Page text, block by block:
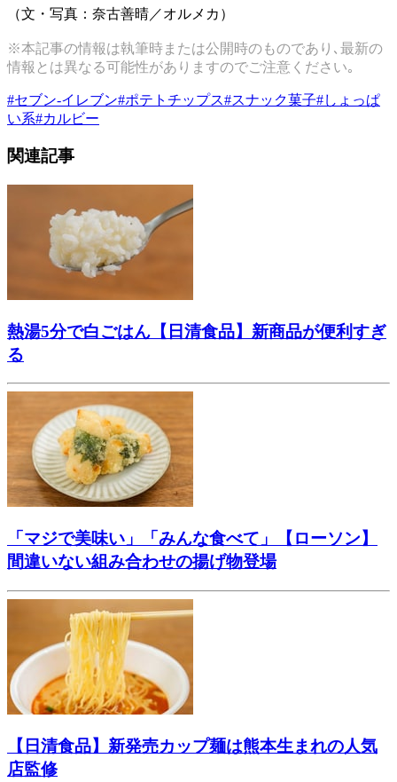
（文・写真：奈古善晴／オルメカ）
※本記事の情報は執筆時または公開時のものであり､最新の
情報とは異なる可能性がありますのでご注意ください｡
#セブン-イレブン#ポテトチップス#スナック菓子#しょっぱ
い系#カルビー
関連記事
熱湯5分で白ごはん【日清食品】新商品が便利すぎ
る
「マジで美味い」「みんな食べて」【ローソン】
間違いない組み合わせの揚げ物登場
【日清食品】新発売カップ麺は熊本生まれの人気
店監修